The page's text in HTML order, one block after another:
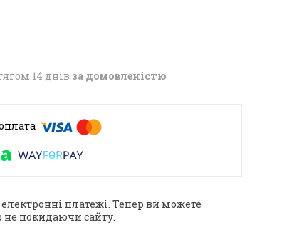
14 днів за домовленістю
платежі. Тепер ви можете
не покидаючи сайту.